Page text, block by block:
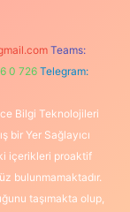
Teams:
0 726 Telegram:
Bilgi Teknolojileri
bir Yer Sağlayıcı
içerikleri proaktif
bulunmamaktadır.
taşımakta olup,